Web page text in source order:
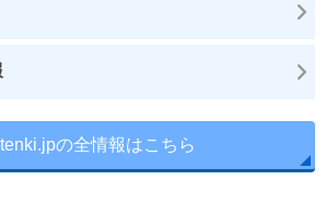
tenki.jpの全情報はこちら